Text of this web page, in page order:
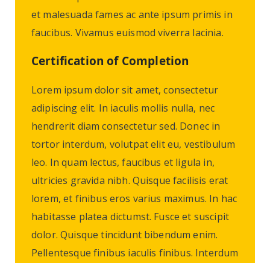
et malesuada fames ac ante ipsum primis in
faucibus. Vivamus euismod viverra lacinia.
Certification of Completion
Lorem ipsum dolor sit amet, consectetur
adipiscing elit. In iaculis mollis nulla, nec
hendrerit diam consectetur sed. Donec in
tortor interdum, volutpat elit eu, vestibulum
leo. In quam lectus, faucibus et ligula in,
ultricies gravida nibh. Quisque facilisis erat
lorem, et finibus eros varius maximus. In hac
habitasse platea dictumst. Fusce et suscipit
dolor. Quisque tincidunt bibendum enim.
Pellentesque finibus iaculis finibus. Interdum